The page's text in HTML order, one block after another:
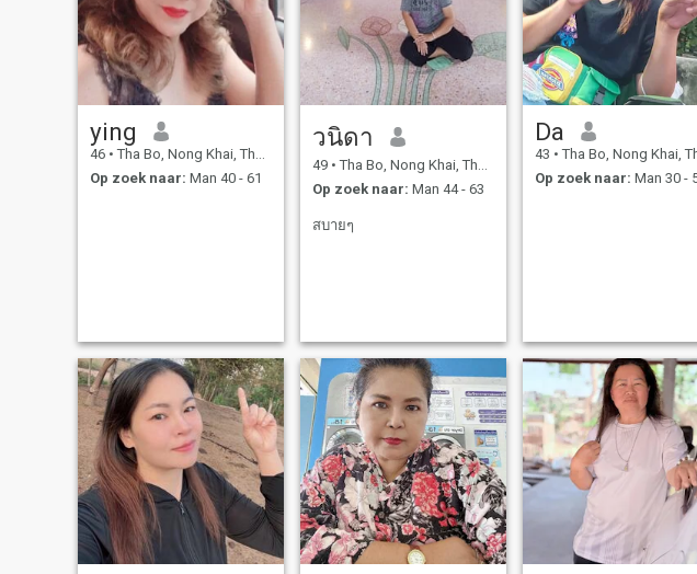
ying
46 • Tha Bo, Nong Khai, Thailand
Op zoek naar: Man 40 - 61
วนิดา
49 • Tha Bo, Nong Khai, Thailand
Op zoek naar: Man 44 - 63
สบายๆ
Da
43 • Tha Bo, Nong Khai,
Op zoek naar: Man 30 -